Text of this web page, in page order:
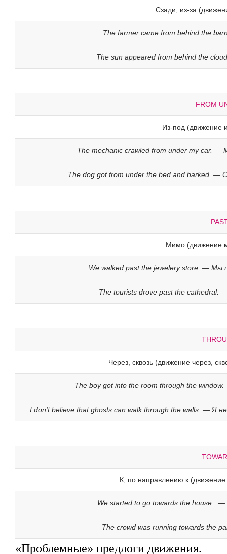
Сзади, из-за
The farmer came from behind the
The sun appeared from behind the
FROM
Из-под (движение
The mechanic crawled from under my car.
The dog got from under the bed and barked. —
Мимо (движение
We walked past the jewelery store. — Мы
The tourists drove past the cathedral.
Через, сквозь (движение через,
The boy got into the room through the
I don’t believe that ghosts can walk through the walls. — Я
К, по направлению к
We started to go towards the house .
The crowd was running towards the
«Проблемные» предлоги движения.